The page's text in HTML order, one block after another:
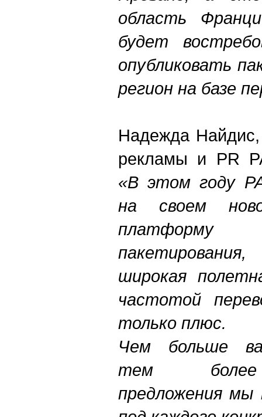
область
будет
опубликовать
регион на базе
Надежда Найдис,
рекламы и PR
«В этом году
на своем
платформу
широкая
частотой
только плюс.
Чем больше
тем более
предложения